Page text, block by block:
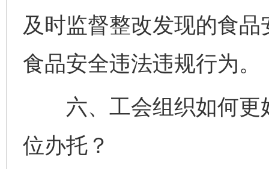
及时监督整改发现的食
食品安全违法违规行为。
六、工会组织如何更
位办托？